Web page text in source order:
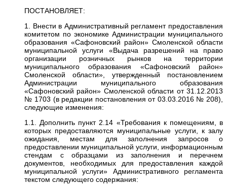
ПОСТАНОВЛЯЕТ:
1. Внести в Административный регламент предоставления
комитетом по экономике Администрации муниципального
образования «Сафоновский район» Смоленской области
муниципальной услуги «Выдача разрешений на право
организации розничных рынков на территории
муниципального образования «Сафоновский район»
Смоленской области», утвержденный постановлением
Администрации муниципального образования
«Сафоновский район» Смоленской области от 31.12.2013
№ 1703 (в редакции постановления от 03.03.2016 № 208),
следующие изменения:
1.1. Дополнить пункт 2.14 «Требования к помещениям, в
которых предоставляются муниципальные услуги, к залу
ожидания, местам для заполнения запросов о
предоставлении муниципальной услуги, информационным
стендам с образцами из заполнения и перечнем
документов, необходимых для предоставления каждой
муниципальной услуги» Административного регламента
текстом следующего содержания: